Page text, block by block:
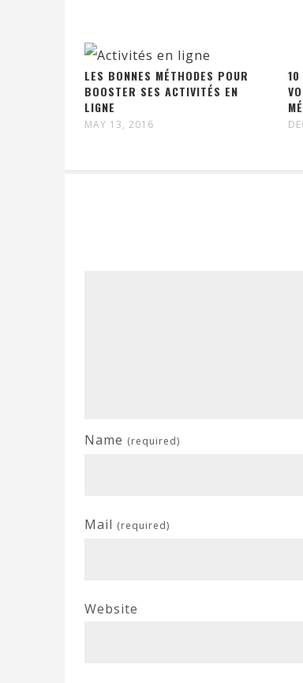
LES BONNES MÉTHODES POUR
BOOSTER SES ACTIVITÉS EN
LIGNE
MAY 13, 2016
10
Name (required)
Mail (required)
Website